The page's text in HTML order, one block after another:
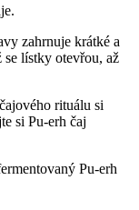
zahrnuje krátké a
se lístky otevřou, až
rituálu si
si Pu-erh čaj